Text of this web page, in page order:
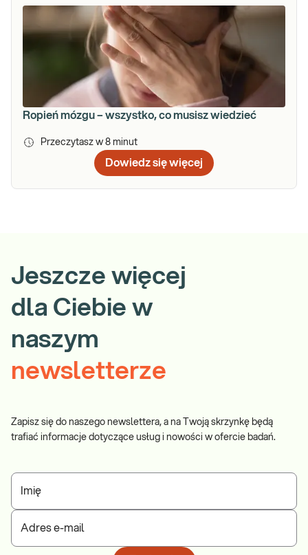
Ropień mózgu – wszystko, co musisz wiedzieć
Przeczytasz w 8 minut
Dowiedz się więcej
Jeszcze więcej
dla Ciebie w
naszym
newsletterze
Zapisz się do naszego newslettera, a na Twoją skrzynkę będą
trafiać informacje dotyczące usług i nowości w ofercie badań.
Imię
Adres e-mail